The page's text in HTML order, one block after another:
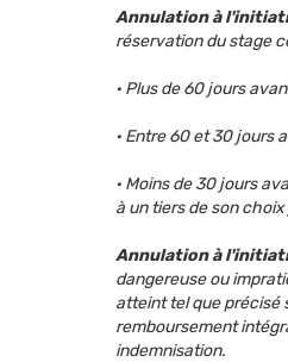
Annulation à
réservation du stage
· Plus de 60 jours
· Entre 60 et 30 jours
· Moins de 30 jours
à un tiers de son
Annulation à
dangereuse ou
atteint tel que précisé
remboursement
indemnisation.